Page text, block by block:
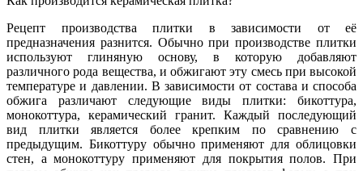
Рецепт производства плитки в зависимости от её
предназначения разнится. Обычно при производстве плитки
используют глиняную основу, в которую добавляют
различного рода вещества, и обжигают эту смесь при высокой
температуре и давлении. В зависимости от состава и способа
обжига различают следующие виды плитки: бикоттура,
монокоттура, керамический гранит. Каждый последующий
вид плитки является более крепким по сравнению с
предыдущим. Бикоттуру обычно применяют для облицовки
стен, а монокоттуру применяют для покрытия полов. При